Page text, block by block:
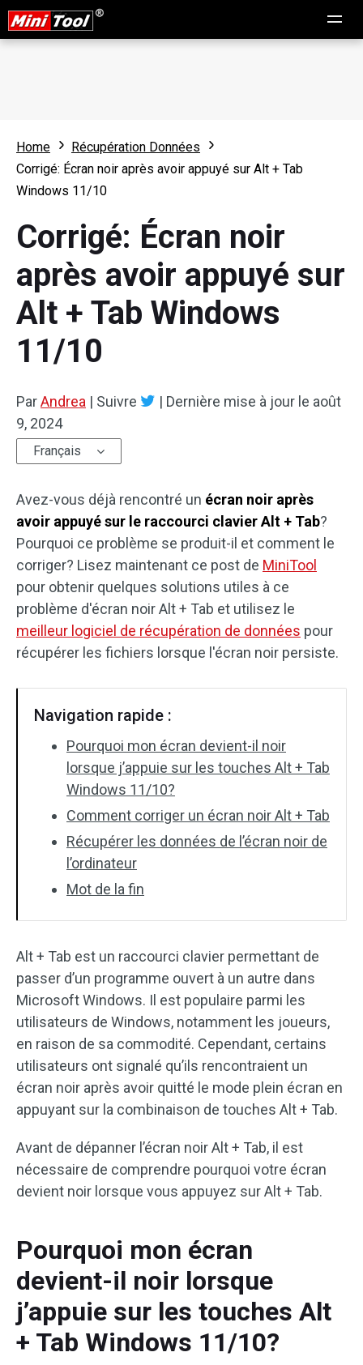
Home
Récupération Données
Corrigé: Écran noir après avoir appuyé sur Alt + Tab
Windows 11/10
Corrigé: Écran noir
après avoir appuyé sur
Alt + Tab Windows
11/10
ParAndrea | Suivre | Dernière mise à jour le août
9, 2024
Français
Avez-vous déjà rencontré un écran noir après
avoir appuyé sur le raccourci clavier Alt + Tab?
Pourquoi ce problème se produit-il et comment le
corriger? Lisez maintenant ce post de MiniTool
pour obtenir quelques solutions utiles à ce
problème d'écran noir Alt + Tab et utilisez le
meilleur logiciel de récupération de données pour
récupérer les fichiers lorsque l'écran noir persiste.
Navigation rapide :
Pourquoi mon écran devient-il noir
lorsque j’appuie sur les touches Alt + Tab
Windows 11/10?
Comment corriger un écran noir Alt + Tab
Récupérer les données de l’écran noir de
l’ordinateur
Mot de la fin
Alt + Tab est un raccourci clavier permettant de
passer d’un programme ouvert à un autre dans
Microsoft Windows. Il est populaire parmi les
utilisateurs de Windows, notamment les joueurs,
en raison de sa commodité. Cependant, certains
utilisateurs ont signalé qu’ils rencontraient un
écran noir après avoir quitté le mode plein écran en
appuyant sur la combinaison de touches Alt + Tab.
Avant de dépanner l’écran noir Alt + Tab, il est
nécessaire de comprendre pourquoi votre écran
devient noir lorsque vous appuyez sur Alt + Tab.
Pourquoi mon écran
devient-il noir lorsque
j’appuie sur les touches Alt
+ Tab Windows 11/10?